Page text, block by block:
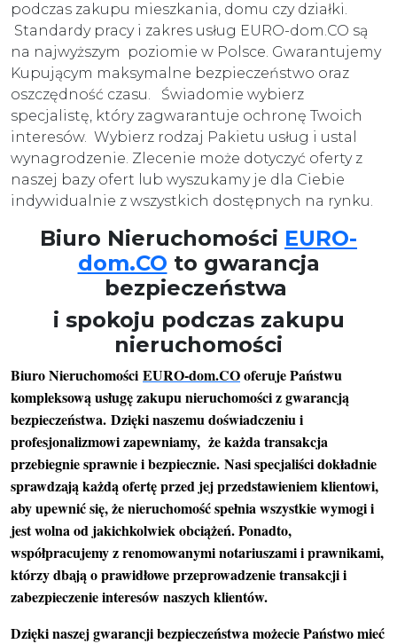
podczas zakupu mieszkania, domu czy działki.
Standardy pracy i zakres usług EURO-dom.CO są
na najwyższym poziomie w Polsce. Gwarantujemy
Kupującym maksymalne bezpieczeństwo oraz
oszczędność czasu. Świadomie wybierz
specjalistę, który zagwarantuje ochronę Twoich
interesów. Wybierz rodzaj Pakietu usług i ustal
wynagrodzenie. Zlecenie może dotyczyć oferty z
naszej bazy ofert lub wyszukamy je dla Ciebie
indywidualnie z wszystkich dostępnych na rynku.
Biuro Nieruchomości EURO-
dom.CO to gwarancja
bezpieczeństwa
i spokoju podczas zakupu
nieruchomości
Biuro Nieruchomości EURO-dom.COoferuje Państwu
kompleksową usługę zakupu nieruchomości z gwarancją
bezpieczeństwa. Dzięki naszemu doświadczeniu i
profesjonalizmowi zapewniamy, że każda transakcja
przebiegnie sprawnie i bezpiecznie. Nasi specjaliści dokładnie
sprawdzają każdą ofertę przed jej przedstawieniem klientowi,
aby upewnić się, że nieruchomość spełnia wszystkie wymogi i
jest wolna od jakichkolwiek obciążeń. Ponadto,
współpracujemy z renomowanymi notariuszami i prawnikami,
którzy dbają o prawidłowe przeprowadzenie transakcji i
zabezpieczenie interesów naszych klientów.
Dzięki naszej gwarancji bezpieczeństwa możecie Państwo mieć